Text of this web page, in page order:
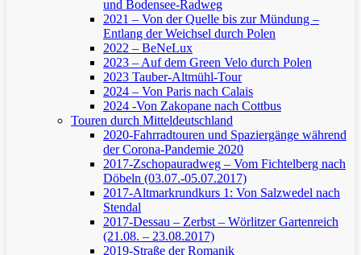
und Bodensee-Radweg
2021 – Von der Quelle bis zur Mündung –
Entlang der Weichsel durch Polen
2022 – BeNeLux
2023 – Auf dem Green Velo durch Polen
2023 Tauber-Altmühl-Tour
2024 – Von Paris nach Calais
2024 -Von Zakopane nach Cottbus
Touren durch Mitteldeutschland
2020-Fahrradtouren und Spaziergänge während
der Corona-Pandemie 2020
2017-Zschopauradweg – Vom Fichtelberg nach
Döbeln (03.07.-05.07.2017)
2017-Altmarkrundkurs 1: Von Salzwedel nach
Stendal
2017-Dessau – Zerbst – Wörlitzer Gartenreich
(21.08. – 23.08.2017)
2019-Straße der Romanik